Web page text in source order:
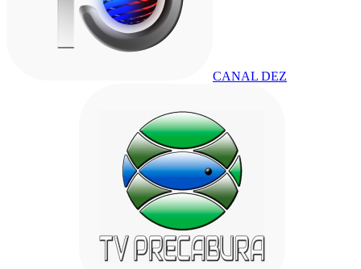
CANAL DEZ